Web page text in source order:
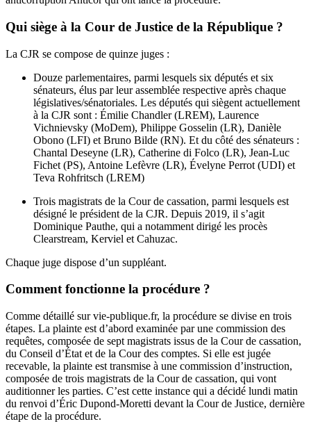
Qui siège à la Cour de Justice de la République ?
La CJR se compose de quinze juges :
Douze parlementaires, parmi lesquels six députés et six
sénateurs, élus par leur assemblée respective après chaque
législatives/sénatoriales. Les députés qui siègent actuellement
à la CJR sont : Émilie Chandler (LREM), Laurence
Vichnievsky (MoDem), Philippe Gosselin (LR), Danièle
Obono (LFI) et Bruno Bilde (RN). Et du côté des sénateurs :
Chantal Deseyne (LR), Catherine di Folco (LR), Jean-Luc
Fichet (PS), Antoine Lefèvre (LR), Évelyne Perrot (UDI) et
Teva Rohfritsch (LREM)
Trois magistrats de la Cour de cassation, parmi lesquels est
désigné le président de la CJR. Depuis 2019, il s’agit
Dominique Pauthe, qui a notamment dirigé les procès
Clearstream, Kerviel et Cahuzac.
Chaque juge dispose d’un suppléant.
Comment fonctionne la procédure ?
Comme détaillé sur vie-publique.fr, la procédure se divise en trois
étapes. La plainte est d’abord examinée par une commission des
requêtes, composée de sept magistrats issus de la Cour de cassation,
du Conseil d’État et de la Cour des comptes. Si elle est jugée
recevable, la plainte est transmise à une commission d’instruction,
composée de trois magistrats de la Cour de cassation, qui vont
auditionner les parties. C’est cette instance qui a décidé lundi matin
du renvoi d’Éric Dupond-Moretti devant la Cour de Justice, dernière
étape de la procédure.